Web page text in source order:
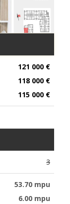
121 000 €
118 000 €
115 000 €
3
53.70 mpu
6.00 mpu